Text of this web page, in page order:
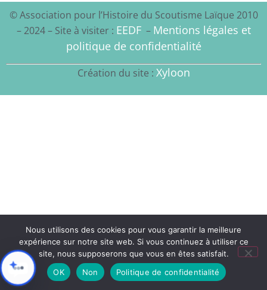
© Association pour l’Histoire du Scoutisme Laïque 2010
– 2024 – Site à visiter : EEDF– Mentions légales et
politique de confidentialité
Création du site : Xyloon
Nous utilisons des cookies pour vous garantir la meilleure
expérience sur notre site web. Si vous continuez à utiliser ce
site, nous supposerons que vous en êtes satisfait.
OK
Non Politique de confidentialité